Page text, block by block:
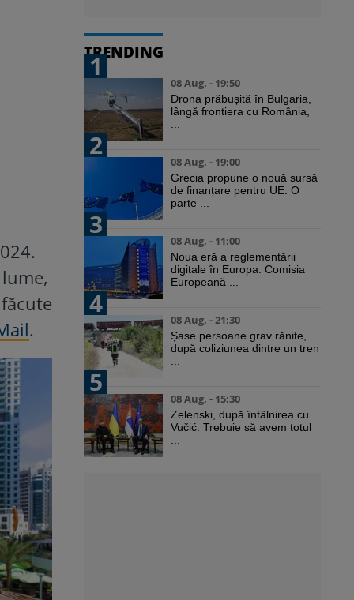
.
TRENDING
1
08 Aug. - 19:50
Drona prăbușită în Bulgaria,
lângă frontiera cu România,
2
08 Aug. - 19:00
Grecia propune o nouă sursă
de finanțare pentru UE: O
parte ...
3
08 Aug. - 11:00
Noua eră a reglementării
digitale în Europa: Comisia
Europeană ...
4
08 Aug. - 21:30
Șase persoane grav rănite,
după coliziunea dintre un tren
5
08 Aug. - 15:30
Zelenski, după întâlnirea cu
Vučić: Trebuie să avem totul